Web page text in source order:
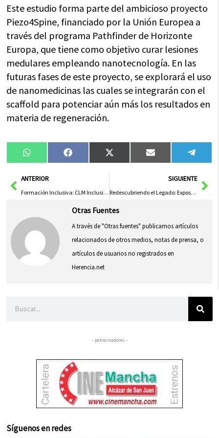
Este estudio forma parte del ambicioso proyecto
Piezo4Spine, financiado por la Unión Europea a
través del programa Pathfinder de Horizonte
Europa, que tiene como objetivo curar lesiones
medulares empleando nanotecnología. En las
futuras fases de este proyecto, se explorará el uso
de nanomedicinas las cuales se integrarán con el
scaffold para potenciar aún más los resultados en
materia de regeneración.
Compartir
en
WhatsAppCompartir
en
FacebookCompartir
en
X
(Twitter)
Compartir
en
Email
en
AntANTERIOR
Formación Inclusiva: CLM Inclusiva y Fundación ONCE Capacitarán a 25 Personas con Discapacidad en la Región
SIGUIENTE
Redescubriendo el Legado: Exposición Rescatada por el IES Isabel Perillán y Quirós para ‘Delegación Abierta’
Otras Fuentes
A través de "Otras fuentes" publicamos artículos
relacionados de otros medios, notas de prensa, o
artículos de usuarios no registrados en
Herencia.net
– patrocinadores –
Síguenos en redes